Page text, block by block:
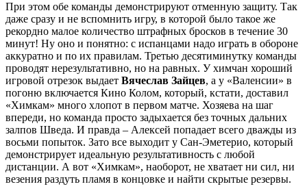
При этом обе команды демонстрируют отменную защиту. Так
даже сразу и не вспомнить игру, в которой было такое же
рекордно малое количество штрафных бросков в течение 30
минут! Ну оно и понятно: с испанцами надо играть в обороне
аккуратно и по их правилам. Третью десятиминутку команды
проводят нерезультативно, но на равных. У химчан хороший
игровой отрезок выдает Вячеслав Зайцев, а у «Валенсии» в
погоню включается Кино Колом, который, кстати, доставил
«Химкам» много хлопот в первом матче. Хозяева на шаг
впереди, но команда просто задыхается без точных дальних
залпов Шведа. И правда – Алексей попадает всего дважды из
восьми попыток. Зато все выходит у Сан-Эметерио, который
демонстрирует идеальную результативность с любой
дистанции. А вот «Химкам», наоборот, не хватает ни сил, ни
везения раздуть пламя в концовке и найти скрытые резервы.